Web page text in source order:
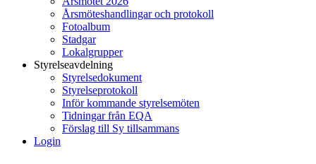
Årsmöteshandlingar och protokoll
Fotoalbum
Stadgar
Lokalgrupper
Styrelseavdelning
Styrelsedokument
Styrelseprotokoll
Inför kommande styrelsemöten
Tidningar från EQA
Förslag till Sy tillsammans
Login